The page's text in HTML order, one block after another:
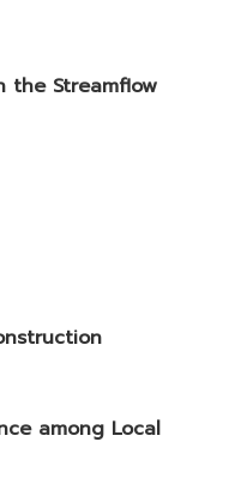
the Streamflow
among Local